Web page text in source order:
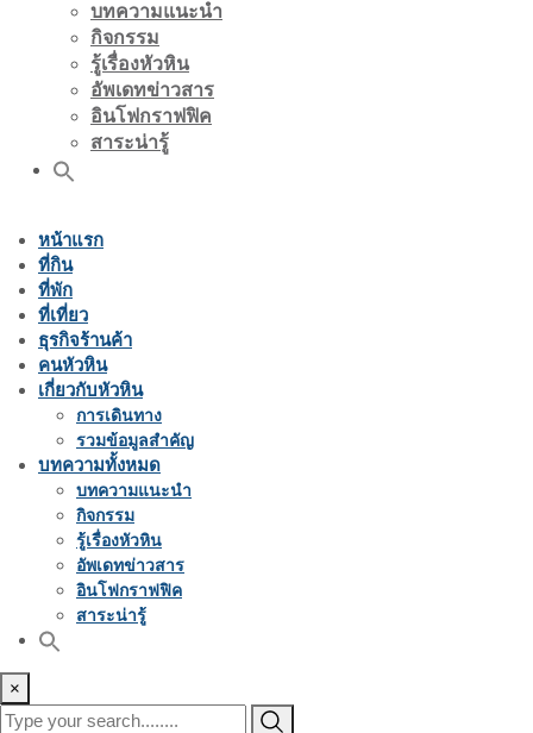
บทความแนะนำ
กิจกรรม
รู้เรื่องหัวหิน
อัพเดทข่าวสาร
อินโฟกราฟฟิค
สาระน่ารู้
หน้าแรก
ที่กิน
ที่พัก
ที่เที่ยว
ธุรกิจร้านค้า
คนหัวหิน
เกี่ยวกับหัวหิน
การเดินทาง
รวมข้อมูลสำคัญ
บทความทั้งหมด
บทความแนะนำ
กิจกรรม
รู้เรื่องหัวหิน
อัพเดทข่าวสาร
อินโฟกราฟฟิค
สาระน่ารู้
×